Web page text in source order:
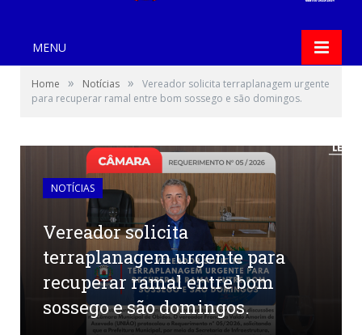
MENU
Home » Notícias »
Vereador solicita terraplanagem urgente
para recuperar ramal entre bom sossego e são domingos.
NOTÍCIAS
Vereador solicita
terraplanagem urgente para
recuperar ramal entre bom
sossego e são domingos.